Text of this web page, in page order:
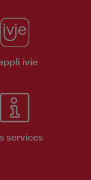
ivie
services